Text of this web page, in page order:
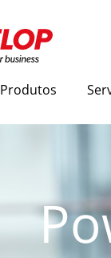
Produtos